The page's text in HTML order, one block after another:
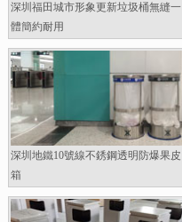
深圳福田城市形象更新垃圾桶無縫一
體簡約耐用
深圳地鐵10號線不銹鋼透明防爆果皮
箱